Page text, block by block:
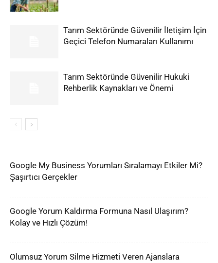
Tarım Sektöründe Güvenilir İletişim İçin
Geçici Telefon Numaraları Kullanımı
Tarım Sektöründe Güvenilir Hukuki
Rehberlik Kaynakları ve Önemi
Google My Business Yorumları Sıralamayı Etkiler Mi?
Şaşırtıcı Gerçekler
Google Yorum Kaldırma Formuna Nasıl Ulaşırım?
Kolay ve Hızlı Çözüm!
Olumsuz Yorum Silme Hizmeti Veren Ajanslara